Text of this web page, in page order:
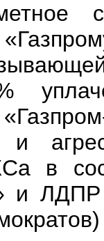
в
и ЛДПР